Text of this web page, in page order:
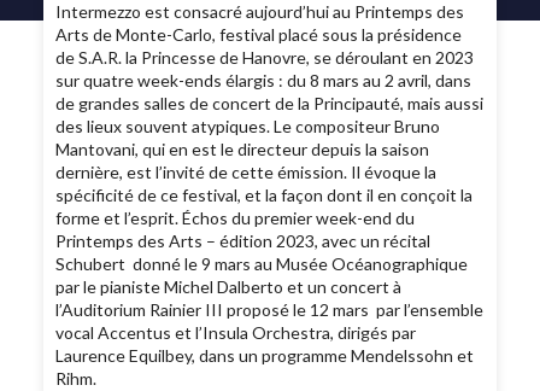
Intermezzo est consacré aujourd’hui au Printemps des
Arts de Monte-Carlo, festival placé sous la présidence
de S.A.R. la Princesse de Hanovre, se déroulant en 2023
sur quatre week-ends élargis : du 8 mars au 2 avril, dans
de grandes salles de concert de la Principauté, mais aussi
des lieux souvent atypiques. Le compositeur Bruno
Mantovani, qui en est le directeur depuis la saison
dernière, est l’invité de cette émission. Il évoque la
spécificité de ce festival, et la façon dont il en conçoit la
forme et l’esprit. Échos du premier week-end du
Printemps des Arts – édition 2023, avec un récital
Schubert donné le 9 mars au Musée Océanographique
par le pianiste Michel Dalberto et un concert à
l’Auditorium Rainier III proposé le 12 mars par l’ensemble
vocal Accentus et l’Insula Orchestra, dirigés par
Laurence Equilbey, dans un programme Mendelssohn et
Rihm.